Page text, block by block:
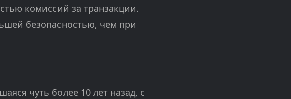
комиссий за транзакции.
безопасностью, чем при
чуть более 10 лет назад, с